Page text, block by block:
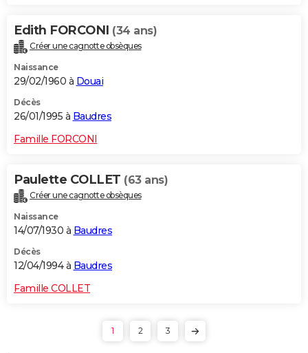
Edith FORCONI (34 ans)
Créer une cagnotte obsèques
Naissance
29/02/1960 à Douai
Décès
26/01/1995 à Baudres
Famille FORCONI
Paulette COLLET (63 ans)
Créer une cagnotte obsèques
Naissance
14/07/1930 à Baudres
Décès
12/04/1994 à Baudres
Famille COLLET
1 2 3